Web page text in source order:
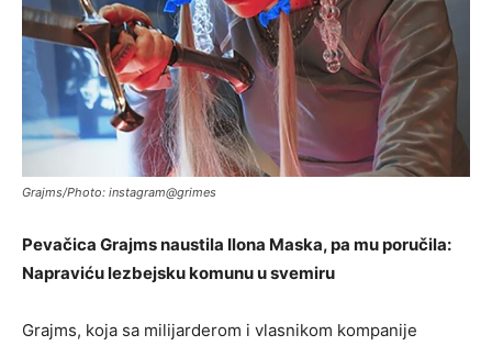
Grajms/Photo: instagram@grimes
Pevačica Grajms naustila Ilona Maska, pa mu poručila:
Napraviću lezbejsku komunu u svemiru
Grajms, koja sa milijarderom i vlasnikom kompanije